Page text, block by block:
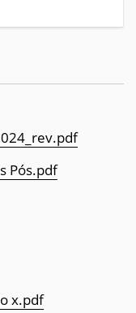
Pós.pdf
x.pdf